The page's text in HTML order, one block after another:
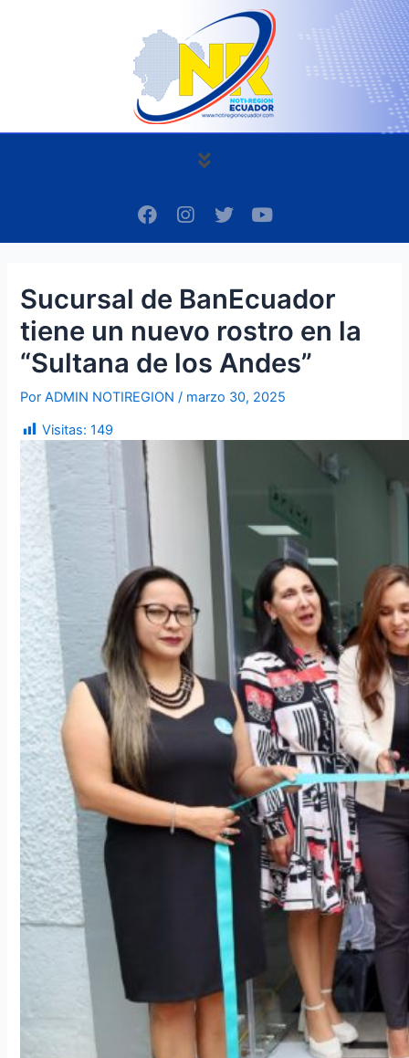
Menú
F
a
c
o
k
I
n
s
g
a
m
T
w
i
e
Y
o
u
b
e
Sucursal de BanEcuador
tiene un nuevo rostro en la
“Sultana de los Andes”
PorADMIN NOTIREGION/ marzo 30, 2025
Visitas: 149